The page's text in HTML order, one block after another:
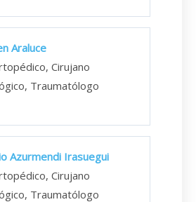
Araluce
Cirujano
Traumatólogo
Azurmendi Irasuegui
Cirujano
Traumatólogo